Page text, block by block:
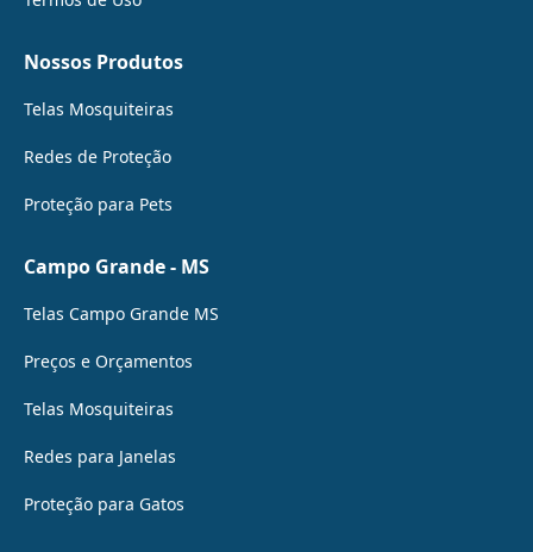
Nossos Produtos
Telas Mosquiteiras
Redes de Proteção
Proteção para Pets
Campo Grande - MS
Telas Campo Grande MS
Preços e Orçamentos
Telas Mosquiteiras
Redes para Janelas
Proteção para Gatos